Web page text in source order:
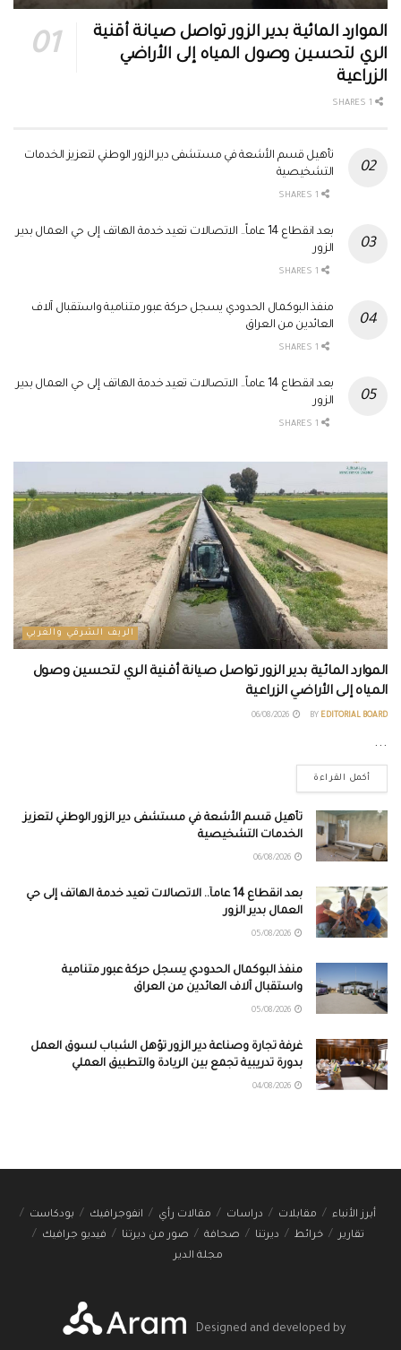
الموارد المائية بدير الزور تواصل صيانة أقنية
الري لتحسين وصول المياه إلى الأراضي
الزراعية
تأهيل قسم الأشعة في مستشفى دير الزور الوطني لتعزيز الخدمات
التشخيصية
بعد انقطاع 14 عاماً.. الاتصالات تعيد خدمة الهاتف إلى حي العمال بدير
الزور
منفذ البوكمال الحدودي يسجل حركة عبور متنامية واستقبال آلاف
العائدين من العراق
بعد انقطاع 14 عاماً.. الاتصالات تعيد خدمة الهاتف إلى حي العمال بدير
الزور
الريف الشرقي والغربي
الموارد المائية بدير الزور تواصل صيانة أقنية الري لتحسين وصول
المياه إلى الأراضي الزراعية
BY EDITORIAL BOARD
...
أكمل القراءة
تأهيل قسم الأشعة في مستشفى دير الزور الوطني لتعزيز
الخدمات التشخيصية
بعد انقطاع 14 عاماً.. الاتصالات تعيد خدمة الهاتف إلى حي
العمال بدير الزور
منفذ البوكمال الحدودي يسجل حركة عبور متنامية
واستقبال آلاف العائدين من العراق
غرفة تجارة وصناعة دير الزور تؤهل الشباب لسوق العمل
بدورة تدريبية تجمع بين الريادة والتطبيق العملي
أبرز الأنباء مقابلات دراسات مقالات رأي انفوجرافيك
بودكاست
تقارير
خرائط ديرتنا صحافة صور من ديرتنا
فيديو جرافيك
مجلة الدير
Designed and developed by